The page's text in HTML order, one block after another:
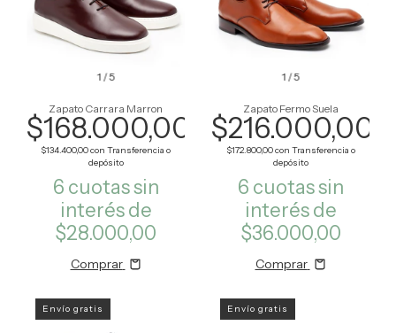
1 /5
Zapato Carrara Marron
$168.000,00
$134.400,00con Transferencia o
depósito
6 cuotas sin
interés de
$28.000,00
Comprar
1 /5
Zapato Fermo Suela
$216.000,00
$172.800,00con Transferencia o
depósito
6 cuotas sin
interés de
$36.000,00
Comprar
Envío gratis Envío gratis